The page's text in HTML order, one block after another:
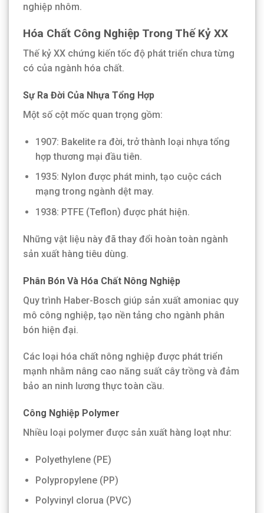
nghiệp nhôm.
Hóa Chất Công Nghiệp Trong Thế Kỷ XX
Thế kỷ XX chứng kiến tốc độ phát triển chưa từng
có của ngành hóa chất.
Sự Ra Đời Của Nhựa Tổng Hợp
Một số cột mốc quan trọng gồm:
1907: Bakelite ra đời, trở thành loại nhựa tổng
hợp thương mại đầu tiên.
1935: Nylon được phát minh, tạo cuộc cách
mạng trong ngành dệt may.
1938: PTFE (Teflon) được phát hiện.
Những vật liệu này đã thay đổi hoàn toàn ngành
sản xuất hàng tiêu dùng.
Phân Bón Và Hóa Chất Nông Nghiệp
Quy trình Haber-Bosch giúp sản xuất amoniac quy
mô công nghiệp, tạo nền tảng cho ngành phân
bón hiện đại.
Các loại hóa chất nông nghiệp được phát triển
mạnh nhằm nâng cao năng suất cây trồng và đảm
bảo an ninh lương thực toàn cầu.
Công Nghiệp Polymer
Nhiều loại polymer được sản xuất hàng loạt như:
Polyethylene (PE)
Polypropylene (PP)
Polyvinyl clorua (PVC)